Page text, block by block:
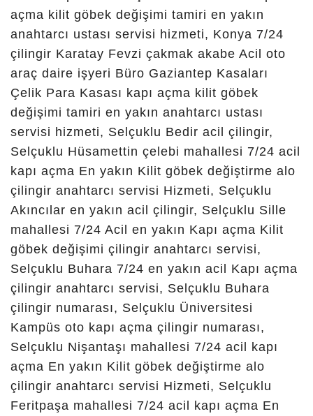
nöbetçi
çilingir,
konya 24 saat
çilingir,
konya bosna
24 saat
çilingir,
konya zafer
çilingir,